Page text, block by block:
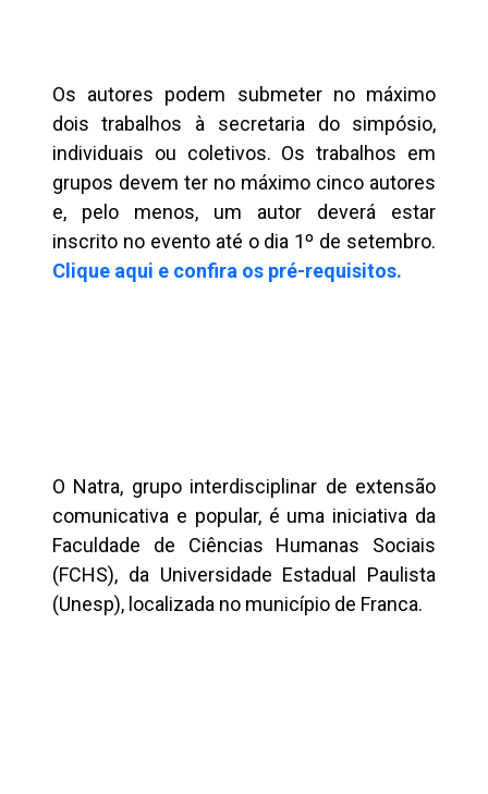
Os autores podem submeter no máximo
dois trabalhos à secretaria do simpósio,
individuais ou coletivos. Os trabalhos em
grupos devem ter no máximo cinco autores
e, pelo menos, um autor deverá estar
inscrito no evento até o dia 1º de setembro.
Clique aqui e confira os pré-requisitos.
O Natra, grupo interdisciplinar de extensão
comunicativa e popular, é uma iniciativa da
Faculdade de Ciências Humanas Sociais
(FCHS), da Universidade Estadual Paulista
(Unesp), localizada no município de Franca.